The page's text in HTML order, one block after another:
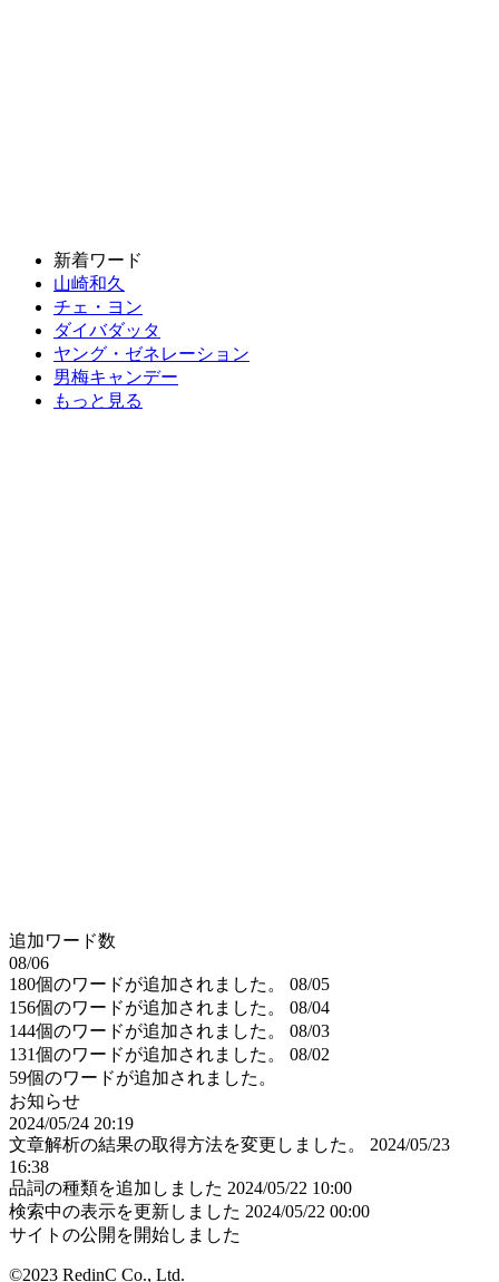
新着ワード
山崎和久
チェ・ヨン
ダイバダッタ
ヤング・ゼネレーション
男梅キャンデー
もっと見る
追加ワード数
08/06
180個のワードが追加されました。
08/05
156個のワードが追加されました。
08/04
144個のワードが追加されました。
08/03
131個のワードが追加されました。
08/02
59個のワードが追加されました。
お知らせ
2024/05/24 20:19
文章解析の結果の取得方法を変更しました。
2024/05/23
16:38
品詞の種類を追加しました 2024/05/22 10:00
検索中の表示を更新しました 2024/05/22 00:00
サイトの公開を開始しました
©2023 RedinC Co., Ltd.